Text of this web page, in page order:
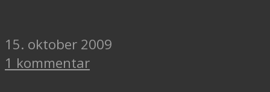
15. oktober 2009
1 kommentar